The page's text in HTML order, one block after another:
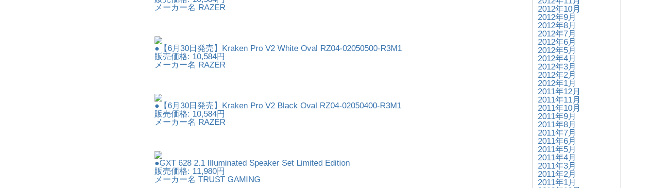
メーカー名 RAZER
●【6月30日発売】Kraken Pro V2 White Oval RZ04-02050500-R3M1
販売価格: 10,584円
メーカー名 RAZER
●【6月30日発売】Kraken Pro V2 Black Oval RZ04-02050400-R3M1
販売価格: 10,584円
メーカー名 RAZER
●GXT 628 2.1 Illuminated Speaker Set Limited Edition
販売価格: 11,980円
メーカー名 TRUST GAMING
2012年10月
2012年9月
2012年8月
2012年7月
2012年6月
2012年5月
2012年4月
2012年3月
2012年2月
2012年1月
2011年12月
2011年11月
2011年10月
2011年9月
2011年8月
2011年7月
2011年6月
2011年5月
2011年4月
2011年3月
2011年2月
2011年1月